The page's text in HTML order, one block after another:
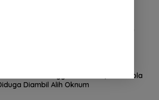
P3-TGAI Aceh Tenggara Disorot, Swakelola
Diambil Alih Oknum